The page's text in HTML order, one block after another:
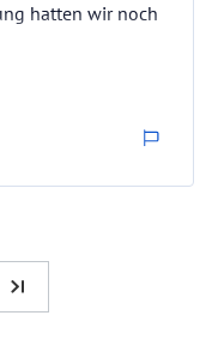
hatten wir noch